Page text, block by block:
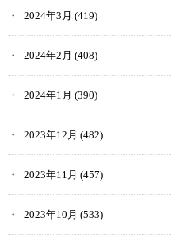
2024年3月 (419)
2024年2月 (408)
2024年1月 (390)
2023年12月 (482)
2023年11月 (457)
2023年10月 (533)